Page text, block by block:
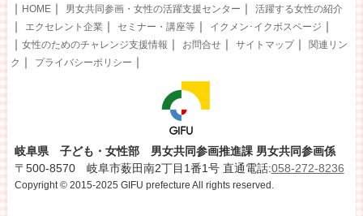
｜ HOME ｜ 男女共同参画・女性の活躍支援センター ｜ 活躍する女性の紹介
｜ エクセレント企業 ｜ セミナー・講座等 ｜ イクメン･イクボスページ ｜
｜女性のためのチャレンジ支援情報 ｜ お問合せ ｜ サイトマップ｜
関連リン
ク ｜ プライバシーポリシー ｜
岐阜県 子ども・女性部 男女共同参画推進課 男女共同参画係
〒500-8570 岐阜市薮田南2丁目1番1号 直通電話:058-272-8236
Copyright © 2015-2025 GIFU prefecture All rights reserved.